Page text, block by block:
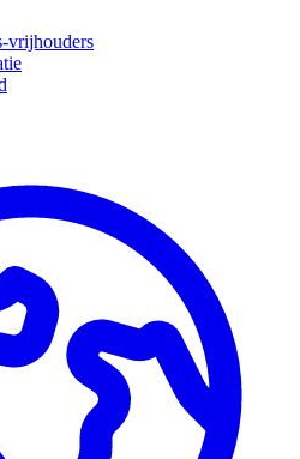
vrijhouders